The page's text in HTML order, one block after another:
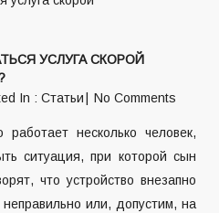
УСЛУГА СКОРОЙ
In : Статьи No Comments
несколько человек,
ситуация, при которой сын
что устройство внезапно
или, допустим, на